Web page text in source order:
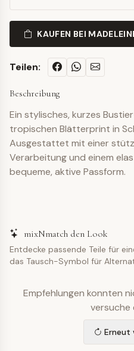
KAUFEN BEI
Teilen:
Beschreibung
Ein stylisches, kurzes
tropischen Blätterprint in
Ausgestattet mit einer
Verarbeitung und einem
bequeme, aktive Passform.
mixNmatch den Look
Entdecke passende Teile für
das Tausch-Symbol für
Empfehlungen konnten
versuche
Erneut